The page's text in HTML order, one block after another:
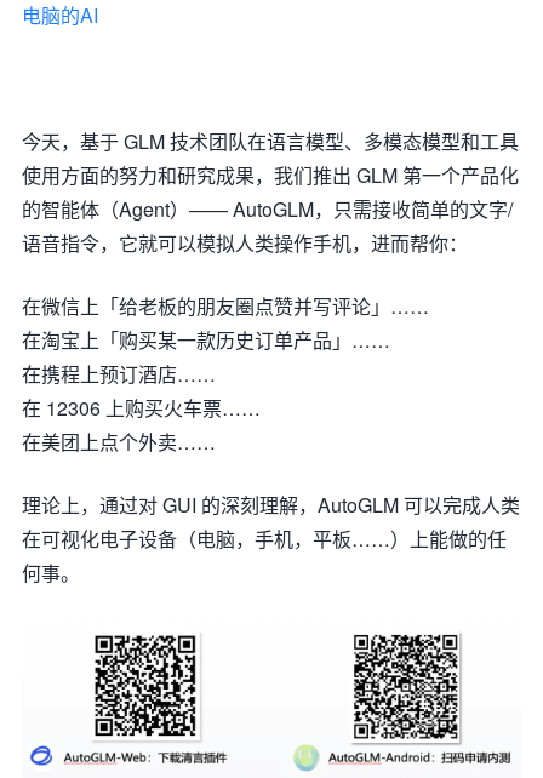
电脑的AI
今天，基于 GLM 技术团队在语言模型、多模态模型和工具
使用方面的努力和研究成果，我们推出 GLM 第一个产品化
的智能体（Agent）—— AutoGLM，只需接收简单的文字/
语音指令，它就可以模拟人类操作手机，进而帮你：
在微信上「给老板的朋友圈点赞并写评论」……
在淘宝上「购买某一款历史订单产品」……
在携程上预订酒店……
在 12306 上购买火车票……
在美团上点个外卖……
理论上，通过对 GUI 的深刻理解，AutoGLM 可以完成人类
在可视化电子设备（电脑，手机，平板……）上能做的任
何事。